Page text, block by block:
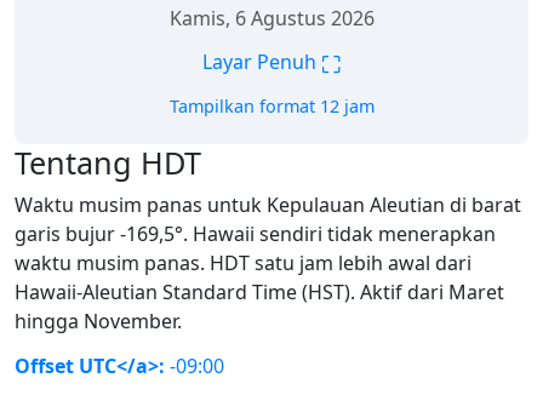
Kamis, 6 Agustus 2026
Layar Penuh ⛶
Tampilkan format 12 jam
Tentang HDT
Waktu musim panas untuk Kepulauan Aleutian di barat
garis bujur -169,5°. Hawaii sendiri tidak menerapkan
waktu musim panas. HDT satu jam lebih awal dari
Hawaii-Aleutian Standard Time (HST). Aktif dari Maret
hingga November.
Offset UTC</a>: -09:00